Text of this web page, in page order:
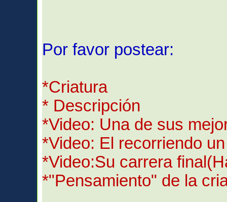
Por favor postear:
*Criatura
* Descripción
*Video: Una de sus
*Video: El recorriendo
*Video:Su carrera
*"Pensamiento" de la